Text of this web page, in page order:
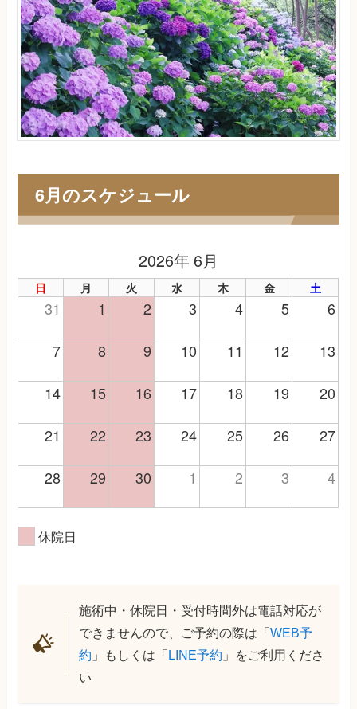
6月のスケジュール
2026年 6月
日 月 火 水 木 金 土
31 1 2 3 4 5 6
7 8 9 10 11 12 13
14 15 16 17 18 19 20
21 22 23 24 25 26 27
28 29 30 1 2 3 4
休院日
施術中・休院日・受付時間外は電話対応が
できませんので、ご予約の際は「WEB予
約 」もしくは「LINE予約 」をご利用くださ
い